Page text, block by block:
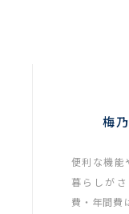
梅
便利な機能
暮らしが
費・年間費